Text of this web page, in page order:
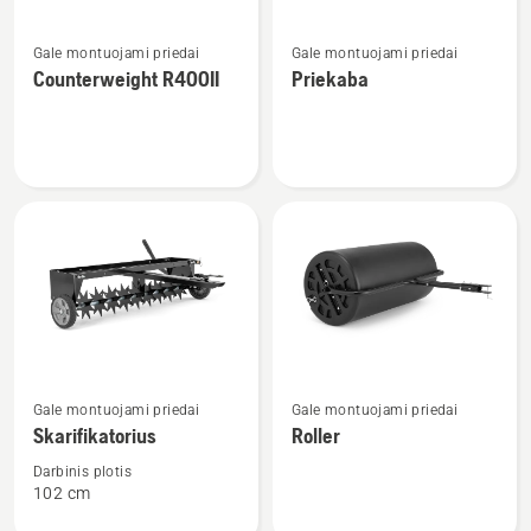
daugiau
detalių
Gale montuojami priedai
Counterweight R400II
daugiau
detalių
Gale montuojami priedai
Priekaba
daugiau
detalių
apie
Skarifikatorius
Gale montuojami priedai
Skarifikatorius
Darbinis plotis
102 cm
daugiau
detalių
Gale montuojami priedai
Roller